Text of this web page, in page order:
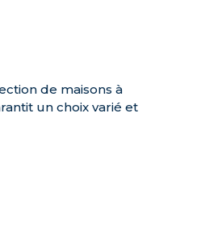
de maisons à
un choix varié et